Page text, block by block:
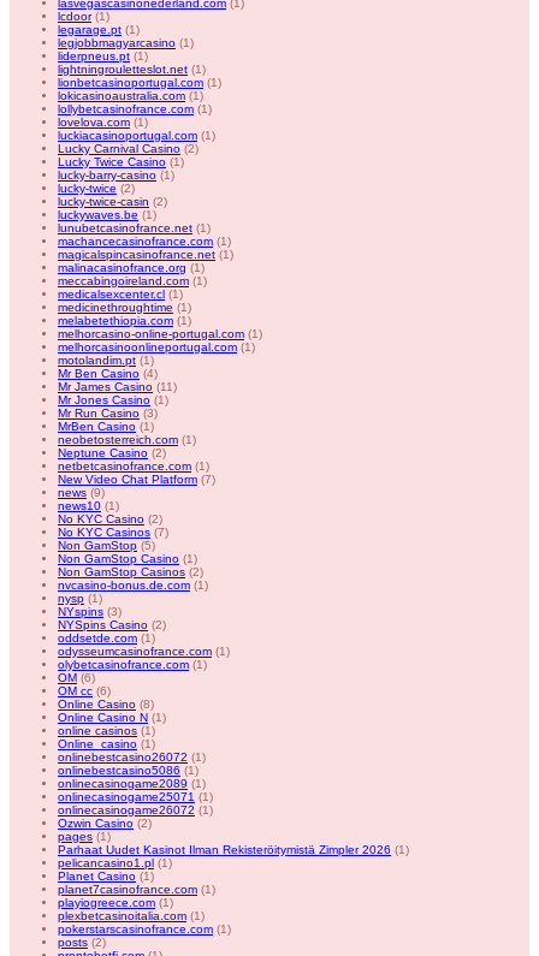
lasvegascasinonederland.com (1)
lcdoor(1)
legarage.pt (1)
legjobbmagyarcasino (1)
liderpneus.pt (1)
lightningrouletteslot.net (1)
lionbetcasinoportugal.com (1)
lokicasinoaustralia.com (1)
lollybetcasinofrance.com (1)
lovelova.com (1)
luckiacasinoportugal.com (1)
Lucky Carnival Casino (2)
Lucky Twice Casino (1)
lucky-barry-casino (1)
lucky-twice (2)
lucky-twice-casin (2)
luckywaves.be (1)
lunubetcasinofrance.net (1)
machancecasinofrance.com (1)
magicalspincasinofrance.net (1)
malinacasinofrance.org (1)
meccabingoireland.com (1)
medicalsexcenter.cl (1)
medicinethroughtime (1)
melabetethiopia.com (1)
melhorcasino-online-portugal.com (1)
melhorcasinoonlineportugal.com (1)
motolandim.pt (1)
Mr Ben Casino (4)
Mr James Casino (11)
Mr Jones Casino (1)
Mr Run Casino (3)
MrBen Casino (1)
neobetosterreich.com (1)
Neptune Casino (2)
netbetcasinofrance.com (1)
New Video Chat Platform (7)
news (9)
news10 (1)
No KYC Casino (2)
No KYC Casinos (7)
Non GamStop (5)
Non GamStop Casino (1)
Non GamStop Casinos (2)
nvcasino-bonus.de.com (1)
nysp (1)
NYspins (3)
NYSpins Casino (2)
oddsetde.com (1)
odysseumcasinofrance.com (1)
olybetcasinofrance.com (1)
OM (6)
OM cc (6)
Online Casino (8)
Online Casino N (1)
online casinos (1)
Online_casino (1)
onlinebestcasino26072 (1)
onlinebestcasino5086 (1)
onlinecasinogame2089 (1)
onlinecasinogame25071 (1)
onlinecasinogame26072 (1)
Ozwin Casino (2)
pages (1)
Parhaat Uudet Kasinot Ilman Rekisteröitymistä Zimpler 2026 (1)
pelicancasino1.pl (1)
Planet Casino (1)
planet7casinofrance.com (1)
playiogreece.com (1)
plexbetcasinoitalia.com (1)
pokerstarscasinofrance.com (1)
posts (2)